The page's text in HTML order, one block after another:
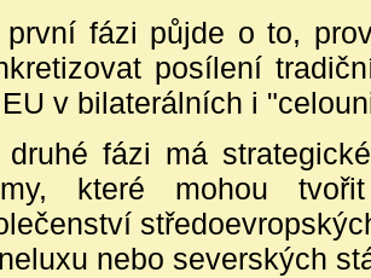
první fázi půjde o to,
posílení
v bilaterálních i
druhé fázi má
které mohou
nebo severských